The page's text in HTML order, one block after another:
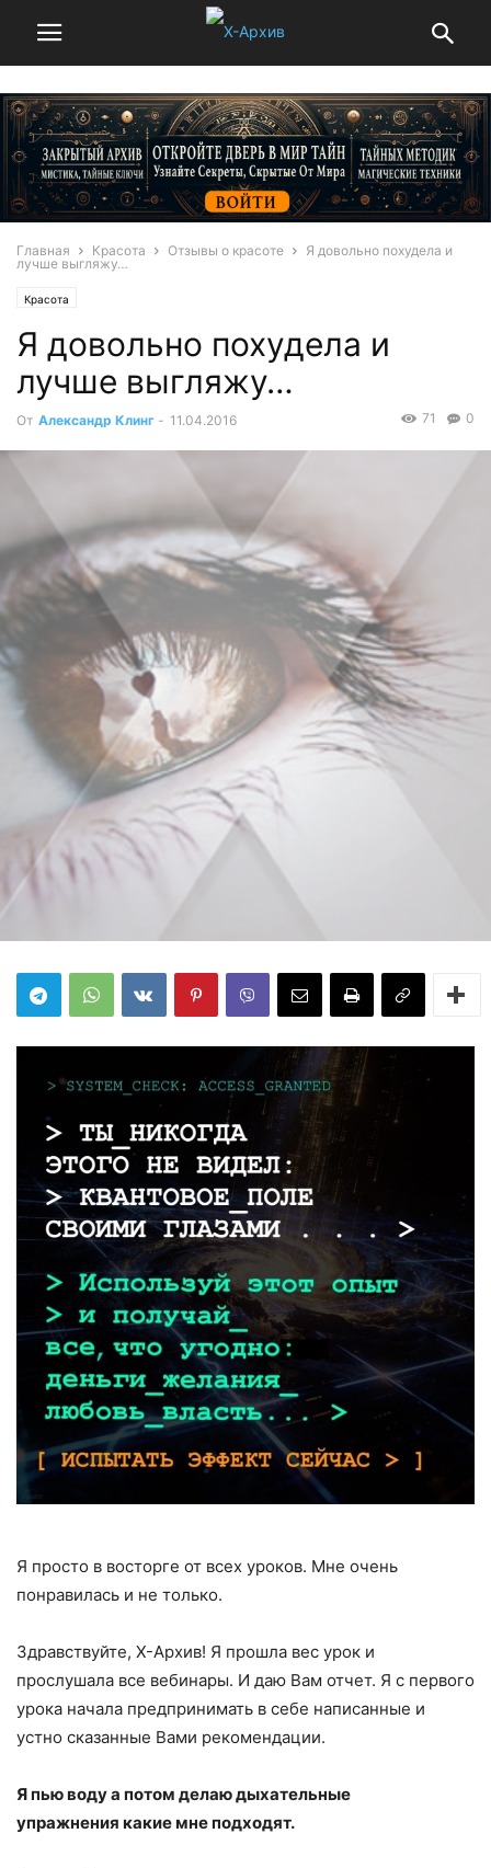
Главная Красота Отзывы о красоте
Я довольно похудела и
лучше выгляжу…
Красота
Я довольно похудела и
лучше выгляжу…
От Александр Клинг - 11.04.2016 0
71
Я просто в восторге от всех уроков. Мне очень
понравилась и не только.
Здравствуйте, Х-Архив! Я прошла вес урок и
прослушала все вебинары. И даю Вам отчет. Я с первого
урока начала предпринимать в себе написанные и
устно сказанные Вами рекомендации.
Я пью воду а потом делаю дыхательные
упражнения какие мне подходят.